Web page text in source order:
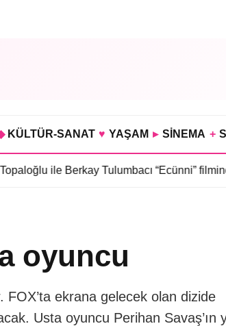
KÜLTÜR-SANAT ♥ YAŞAM ▸ SİNEMA +
Berkay Tulumbacı “Ecünni” filminde buluştu•
oyuncu
FOX’ta ekrana gelecek olan dizide
Usta oyuncu Perihan Savaş’ın